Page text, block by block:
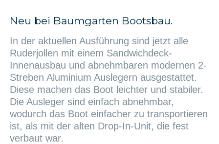
Neu bei Baumgarten Bootsbau.
In der aktuellen Ausführung sind jetzt alle
Ruderjollen mit einem Sandwichdeck-
Innenausbau und abnehmbaren modernen 2-
Streben Aluminium Auslegern ausgestattet.
Diese machen das Boot leichter und stabiler.
Die Ausleger sind einfach abnehmbar,
wodurch das Boot einfacher zu transportieren
ist, als mit der alten Drop-In-Unit, die fest
verbaut war.